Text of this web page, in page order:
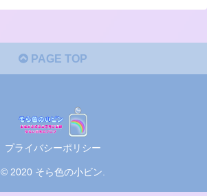
PAGE TOP
プライバシーポリシー
© 2020 そら色の小ビン.